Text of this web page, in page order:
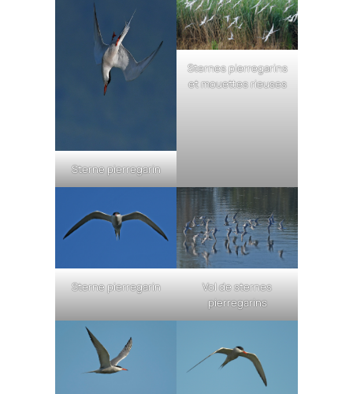
Sterne pierregarin
Sternes pierregarins
et mouettes rieuses
Sterne pierregarin
Vol de sternes
pierregarins